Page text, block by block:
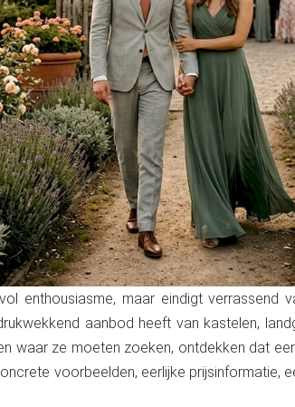
enthousiasme, maar eindigt verrassend
aanbod heeft van kastelen,
waar ze moeten zoeken, ontdekken dat
voorbeelden, eerlijke prijsinformatie,